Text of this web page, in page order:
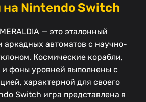
на Nintendo Switch
— это эталонный
аркадных автоматов с научно-
Космические корабли,
фоны уровней выполнены с
характерной для своего
Switch игра представлена в